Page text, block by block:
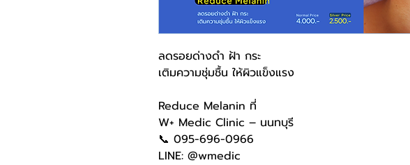
ลดรอยด่างดำ ฝ้า กระ
เติมความชุ่มชื้น ให้ผิวแข็งแรง
Reduce Melanin ที่
W+ Medic Clinic – นนทบุรี
📞 095-696-0966
LINE: @wmedic